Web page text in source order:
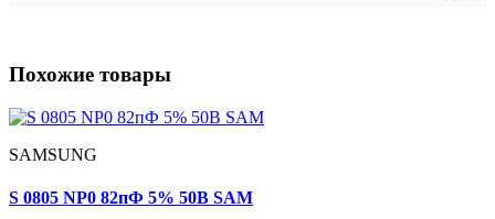
Похожие товары
SAMSUNG
S 0805 NP0 82пФ 5% 50В SAM